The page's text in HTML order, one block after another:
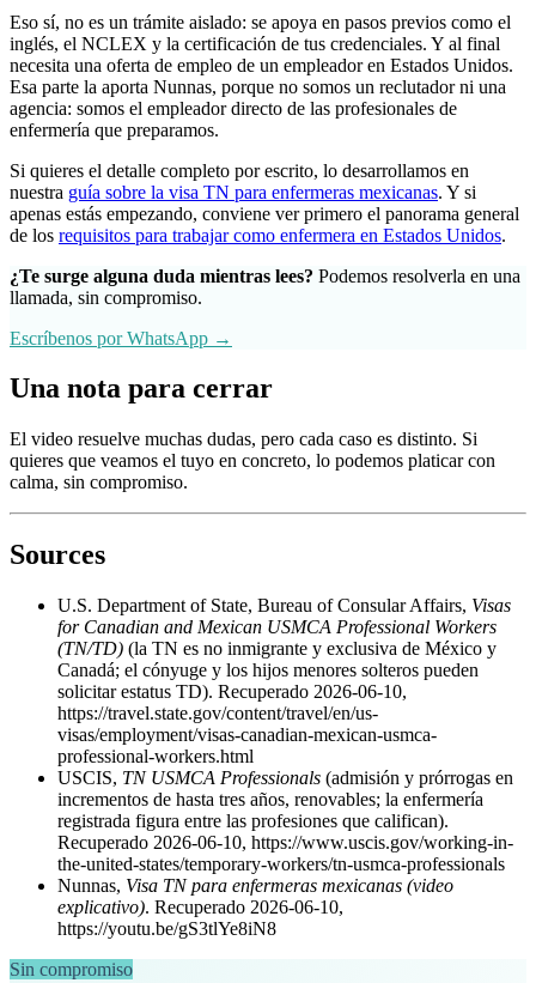
Eso sí, no es un trámite aislado: se apoya en pasos previos como el
inglés, el NCLEX y la certificación de tus credenciales. Y al final
necesita una oferta de empleo de un empleador en Estados Unidos.
Esa parte la aporta Nunnas, porque no somos un reclutador ni una
agencia: somos el empleador directo de las profesionales de
enfermería que preparamos.
Si quieres el detalle completo por escrito, lo desarrollamos en
nuestra guía sobre la visa TN para enfermeras mexicanas. Y si
apenas estás empezando, conviene ver primero el panorama general
de los requisitos para trabajar como enfermera en Estados Unidos.
¿Te surge alguna duda mientras lees? Podemos resolverla en una
llamada, sin compromiso.
Escríbenos por WhatsApp →
Una nota para cerrar
El video resuelve muchas dudas, pero cada caso es distinto. Si
quieres que veamos el tuyo en concreto, lo podemos platicar con
calma, sin compromiso.
Sources
U.S. Department of State, Bureau of Consular Affairs, Visas
for Canadian and Mexican USMCA Professional Workers
(TN/TD) (la TN es no inmigrante y exclusiva de México y
Canadá; el cónyuge y los hijos menores solteros pueden
solicitar estatus TD). Recuperado 2026-06-10,
https://travel.state.gov/content/travel/en/us-
visas/employment/visas-canadian-mexican-usmca-
professional-workers.html
USCIS, TN USMCA Professionals (admisión y prórrogas en
incrementos de hasta tres años, renovables; la enfermería
registrada figura entre las profesiones que califican).
Recuperado 2026-06-10, https://www.uscis.gov/working-in-
the-united-states/temporary-workers/tn-usmca-professionals
Nunnas, Visa TN para enfermeras mexicanas (video
explicativo). Recuperado 2026-06-10,
https://youtu.be/gS3tlYe8iN8
Sin compromiso